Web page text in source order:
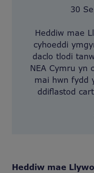
30
Heddiw mae
cyhoeddi
daclo tlodi
NEA Cymru yn
mai hwn fydd
ddiflastod
Heddiw mae